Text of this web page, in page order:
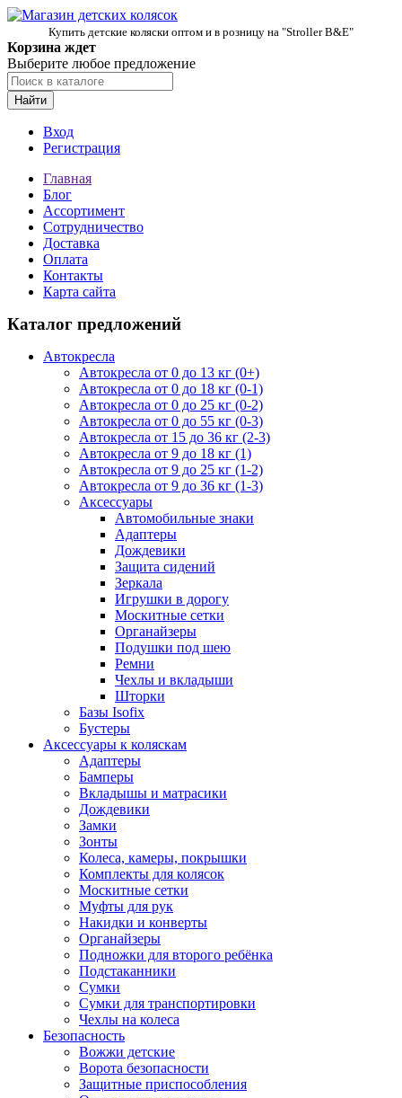
Купить детские коляски оптом и в розницу на "Stroller B&E"
Корзина ждет
Выберите любое предложение
Найти
Вход
Регистрация
Главная
Блог
Ассортимент
Сотрудничество
Доставка
Оплата
Контакты
Карта сайта
Каталог предложений
Автокресла
Автокресла от 0 до 13 кг (0+)
Автокресла от 0 до 18 кг (0-1)
Автокресла от 0 до 25 кг (0-2)
Автокресла от 0 до 55 кг (0-3)
Автокресла от 15 до 36 кг (2-3)
Автокресла от 9 до 18 кг (1)
Автокресла от 9 до 25 кг (1-2)
Автокресла от 9 до 36 кг (1-3)
Аксессуары
Автомобильные знаки
Адаптеры
Дождевики
Защита сидений
Зеркала
Игрушки в дорогу
Москитные сетки
Органайзеры
Подушки под шею
Ремни
Чехлы и вкладыши
Шторки
Базы Isofix
Бустеры
Аксессуары к коляскам
Адаптеры
Бамперы
Вкладышы и матрасики
Дождевики
Замки
Зонты
Колеса, камеры, покрышки
Комплекты для колясок
Москитные сетки
Муфты для рук
Накидки и конверты
Органайзеры
Подножки для второго ребёнка
Подстаканники
Сумки
Сумки для транспортировки
Чехлы на колеса
Безопасность
Вожжи детские
Ворота безопасности
Защитные приспособления